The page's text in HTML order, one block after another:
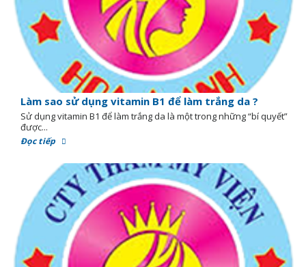
Làm sao sử dụng vitamin B1 để làm trắng da ?
Sử dụng vitamin B1 để làm trắng da là một trong những “bí quyết”
được...
Đọc tiếp